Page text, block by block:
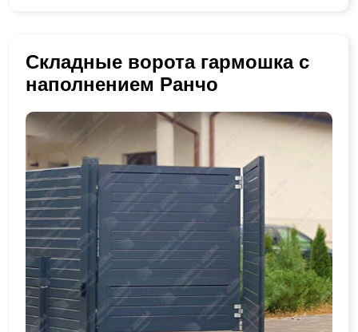
Складные ворота гармошка с
наполнением Ранчо